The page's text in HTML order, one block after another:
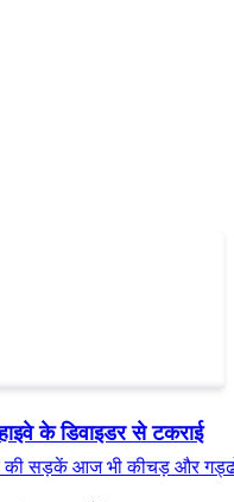
के डिवाइडर से टकराई
आज भी कीचड़ और गड्ढों में